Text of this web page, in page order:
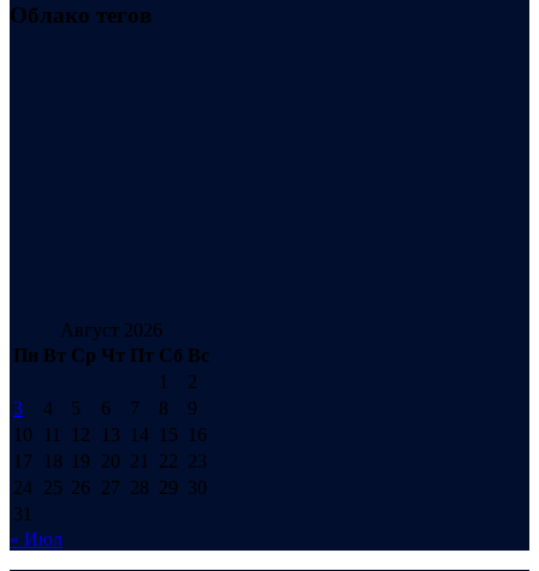
Облако тегов
Август 2026
Пн Вт Ср Чт Пт Сб Вс
1
2
3
4 5 6 7 8
9
10
11 12 13 14 15
16
17
18 19 20 21 22 23
24 25 26 27 28 29 30
31
« Июл